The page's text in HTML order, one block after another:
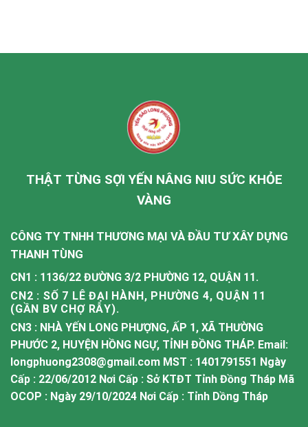
THẬT TỪNG SỢI YẾN NÂNG NIU SỨC KHỎE
VÀNG
CÔNG TY TNHH THƯƠNG MẠI VÀ ĐẦU TƯ XÂY DỰNG
THANH TÙNG
CN1 : 1136/22 ĐƯỜNG 3/2 PHƯỜNG 12, QUẬN 11.
CN2 : SỐ 7 LÊ ĐẠI HÀNH, PHƯỜNG 4, QUẬN 11
(GẦN BV CHỢ RẪY).
CN3 : NHÀ YẾN LONG PHƯỢNG, ẤP 1, XÃ THƯỜNG
PHƯỚC 2, HUYỆN HỒNG NGỰ, TỈNH ĐỒNG THÁP. Email:
longphuong2308@gmail.com MST : 1401791551 Ngày
Cấp : 22/06/2012 Nơi Cấp : Sở KTĐT Tỉnh Đồng Tháp Mã
OCOP : Ngày 29/10/2024 Nơi Cấp : Tỉnh Dồng Tháp